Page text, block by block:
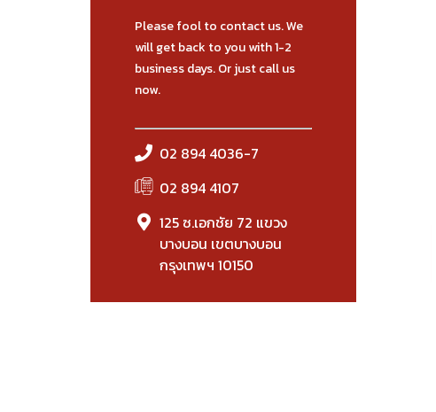
Please fool to contact us. We
will get back to you with 1-2
business days. Or just call us
now.
02 894 4036-7
02 894 4107
125 ซ.เอกชัย 72 แขวง
บางบอน เขตบางบอน
กรุงเทพฯ 10150